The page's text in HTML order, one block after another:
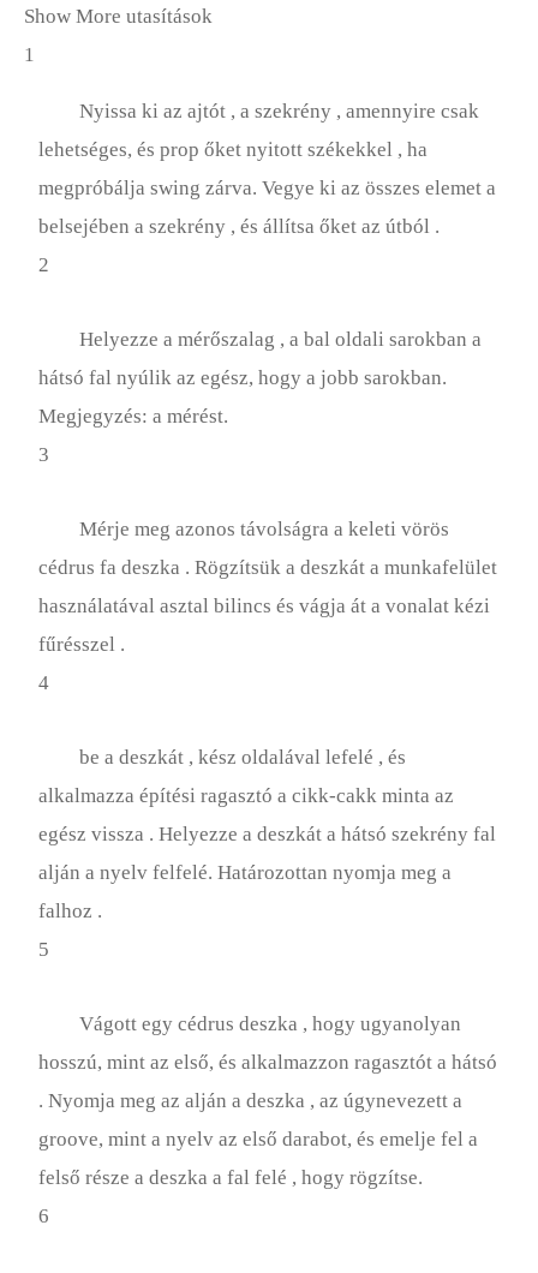
Show More utasítások
1
Nyissa ki az ajtót , a szekrény , amennyire csak
lehetséges, és prop őket nyitott székekkel , ha
megpróbálja swing zárva. Vegye ki az összes elemet a
belsejében a szekrény , és állítsa őket az útból .
2
Helyezze a mérőszalag , a bal oldali sarokban a
hátsó fal nyúlik az egész, hogy a jobb sarokban.
Megjegyzés: a mérést.
3
Mérje meg azonos távolságra a keleti vörös
cédrus fa deszka . Rögzítsük a deszkát a munkafelület
használatával asztal bilincs és vágja át a vonalat kézi
fűrésszel .
4
be a deszkát , kész oldalával lefelé , és
alkalmazza építési ragasztó a cikk-cakk minta az
egész vissza . Helyezze a deszkát a hátsó szekrény fal
alján a nyelv felfelé. Határozottan nyomja meg a
falhoz .
5
Vágott egy cédrus deszka , hogy ugyanolyan
hosszú, mint az első, és alkalmazzon ragasztót a hátsó
. Nyomja meg az alján a deszka , az úgynevezett a
groove, mint a nyelv az első darabot, és emelje fel a
felső része a deszka a fal felé , hogy rögzítse.
6